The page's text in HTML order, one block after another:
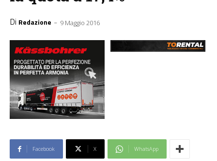
Di Redazione - 9 Maggio 2016
Facebook X WhatsApp